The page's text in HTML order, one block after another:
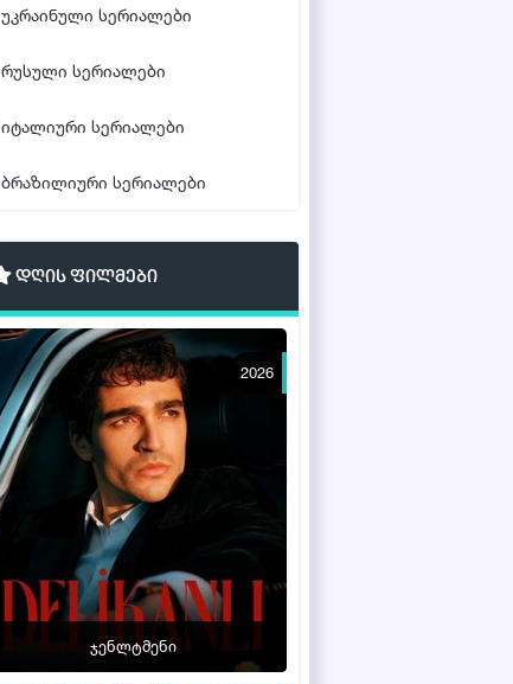
უკრაინული სერიალები
რუსული სერიალები
იტალიური სერიალები
ბრაზილიური სერიალები
დღის ფილმები
2026
ჯენლტმენი